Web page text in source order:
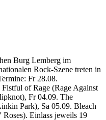
Burg Lemberg im
Rock-Szene treten in
Fr 28.08.
of Rage (Rage Against
Fr 04.09. The
Park), Sa 05.09. Bleach
Einlass jeweils 19